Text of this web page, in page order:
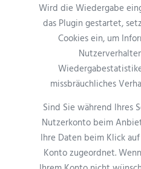
Wird die Wiedergabe
das Plugin gestartet,
Cookies ein, um
missbräuchliches
Sind Sie während Ihres
Nutzerkonto beim
Ihre Daten beim Klick
Konto zugeordnet.